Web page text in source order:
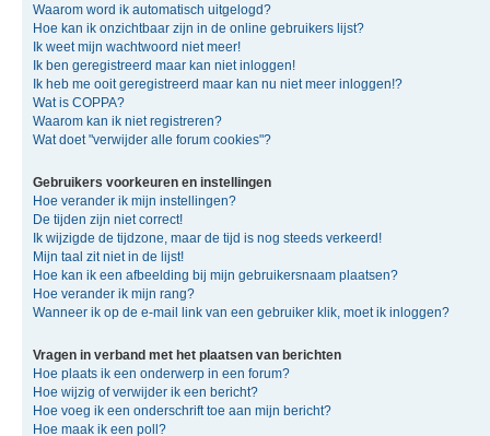
Waarom word ik automatisch uitgelogd?
Hoe kan ik onzichtbaar zijn in de online gebruikers lijst?
Ik weet mijn wachtwoord niet meer!
Ik ben geregistreerd maar kan niet inloggen!
Ik heb me ooit geregistreerd maar kan nu niet meer inloggen!?
Wat is COPPA?
Waarom kan ik niet registreren?
Wat doet "verwijder alle forum cookies"?
Gebruikers voorkeuren en instellingen
Hoe verander ik mijn instellingen?
De tijden zijn niet correct!
Ik wijzigde de tijdzone, maar de tijd is nog steeds verkeerd!
Mijn taal zit niet in de lijst!
Hoe kan ik een afbeelding bij mijn gebruikersnaam plaatsen?
Hoe verander ik mijn rang?
Wanneer ik op de e-mail link van een gebruiker klik, moet ik inloggen?
Vragen in verband met het plaatsen van berichten
Hoe plaats ik een onderwerp in een forum?
Hoe wijzig of verwijder ik een bericht?
Hoe voeg ik een onderschrift toe aan mijn bericht?
Hoe maak ik een poll?